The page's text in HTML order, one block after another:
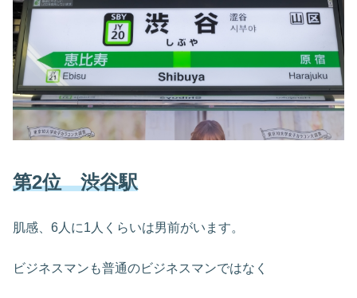
第2位 渋谷駅
肌感、6人に1人くらいは男前がいます。
ビジネスマンも普通のビジネスマンではなく